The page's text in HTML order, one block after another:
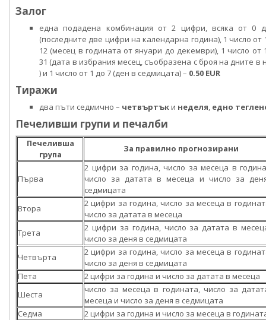
Залог
една подадена комбинация от 2 цифри, всяка от 0
(последните две цифри на календарна година), 1 число от
12 (месец в годината от януари до декември), 1 число от
31 (дата в избрания месец, съобразена с броя на дните в
) и 1 число от 1 до 7 (ден в седмицата) – 0.50 EUR
Тиражи
два пъти седмично – четвъртъки неделя, едно
Печеливши групи и печалби
Печеливша
група
За правилно прогнозирани
Първа
2 цифри за година, число за месеца в
число за датата в месеца и число за
седмицата
Втора
2 цифри за година, число за месеца в
число за датата в месеца
Трета
2 цифри за година, число за датата в
число за деня в седмицата
Четвърта
2 цифри за година, число за месеца в
число за деня в седмицата
Пета
2 цифри за година и число за датата в месеца
Шеста
число за месеца в годината, число за
месеца и число за деня в седмицата
Седма
2 цифри за година и число за месеца в